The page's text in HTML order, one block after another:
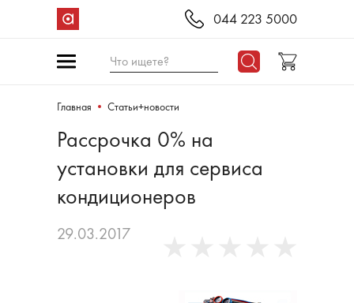
044 223 5000
Что ищете?
Главная Статьи+новости
Рассрочка 0% на
установки для сервиса
кондиционеров
29.03.2017